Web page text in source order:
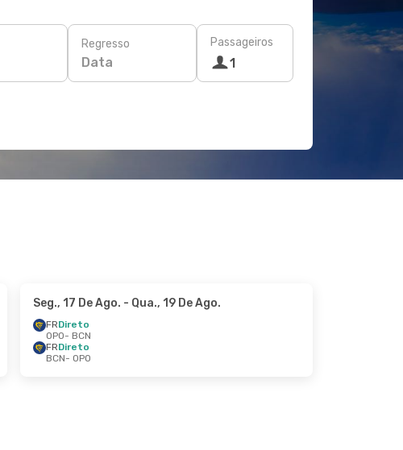
Regresso
Data
Passageiros
1
Seg., 17 De Ago. - Qua., 19 De Ago.
FRDireto
OPO- BCN
FRDireto
BCN- OPO